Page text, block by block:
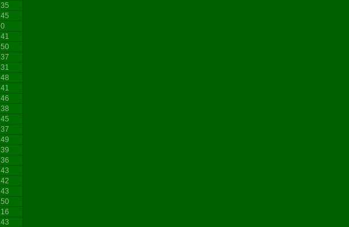
35
45
0
41
50
37
31
48
41
46
38
45
37
49
39
36
43
42
43
50
16
43